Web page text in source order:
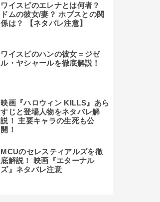
ワイスピのエレナとは何者？
ドムの彼女/妻？ ホブスとの関
係は？ 【ネタバレ注意】
ワイスピのハンの彼女＝ジゼ
ル・ヤシャールを徹底解説！
映画『ハロウィン KILLS』あら
すじと登場人物をネタバレ解
説！ 主要キャラの生死も公
開！
MCUのセレスティアルズを徹
底解説！ 映画『エターナル
ズ』ネタバレ注意